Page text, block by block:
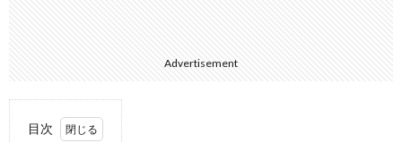
Advertisement
目次